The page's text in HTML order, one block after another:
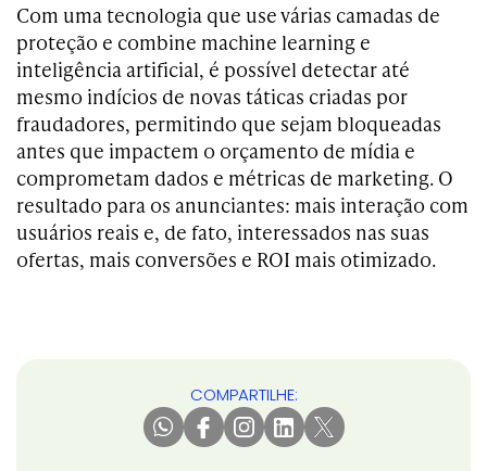
Com uma tecnologia que use várias camadas de
proteção e combine machine learning e
inteligência artificial, é possível detectar até
mesmo indícios de novas táticas criadas por
fraudadores, permitindo que sejam bloqueadas
antes que impactem o orçamento de mídia e
comprometam dados e métricas de marketing. O
resultado para os anunciantes: mais interação com
usuários reais e, de fato, interessados nas suas
ofertas, mais conversões e ROI mais otimizado.
COMPARTILHE: